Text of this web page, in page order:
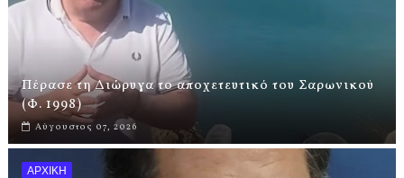
Πέρασε τη Διώρυγα το αποχετευτικό του Σαρωνικού
(Φ. 1998)
Αύγουστος 07, 2026
ΑΡΧΙΚΗ